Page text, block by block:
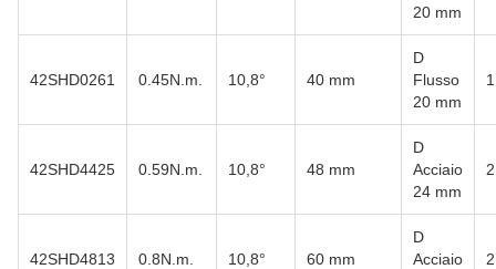
20 mm
42SHD0261 0.45N.m. 10,8° 40 mm
D
Flusso
20 mm
42SHD4425 0.59N.m. 10,8° 48 mm
D
Acciaio
24 mm
42SHD4813 0.8N.m. 10,8° 60 mm
D
Acciaio